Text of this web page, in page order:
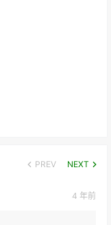
PREV NEXT
4 年前